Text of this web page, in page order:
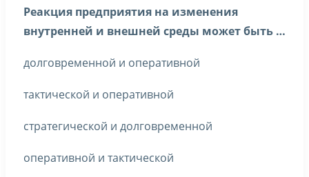
Реакция предприятия на изменения
внутренней и внешней среды может быть …
долговременной и оперативной
тактической и оперативной
стратегической и долговременной
оперативной и тактической